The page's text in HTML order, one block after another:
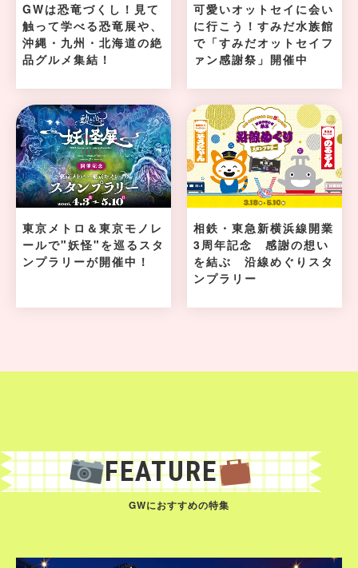
GWは恐竜づくし！見て
触って学べる恐竜展や、
沖縄・九州・北海道の絶
品グルメ集結！
可愛いオットセイに会い
に行こう！すみだ水族館
で「すみだオットセイフ
ァン感謝祭」開催中
東京メトロ＆東京モノレ
ールで"妖怪"を巡るスタ
ンプラリーが開催中！
相鉄・東急新横浜線開業
3周年記念 感謝の想い
を結ぶ 沿線めぐりスタ
ンプラリー
FEATURE
GWにおすすめの特集